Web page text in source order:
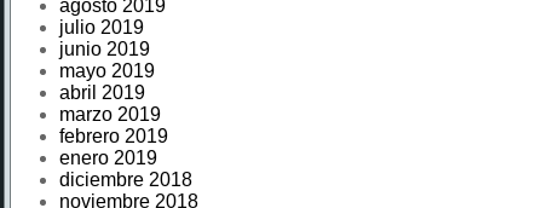
agosto 2019
julio 2019
junio 2019
mayo 2019
abril 2019
marzo 2019
febrero 2019
enero 2019
diciembre 2018
noviembre 2018